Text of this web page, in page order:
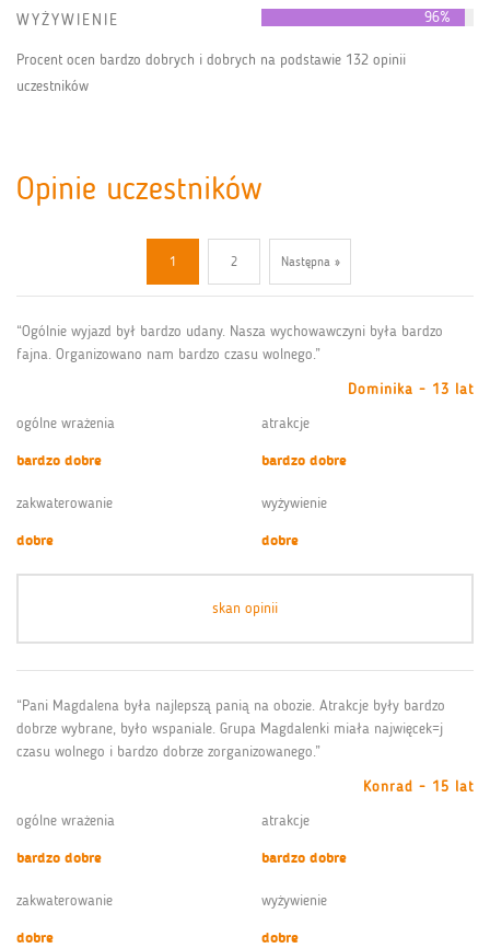
WYŻYWIENIE 96%
Procent ocen bardzo dobrych i dobrych na podstawie 132 opinii
uczestników
Opinie uczestników
1 2 Następna »
“Ogólnie wyjazd był bardzo udany. Nasza wychowawczyni była bardzo
fajna. Organizowano nam bardzo czasu wolnego.”
Dominika - 13 lat
ogólne wrażenia
bardzo dobre
atrakcje
bardzo dobre
zakwaterowanie
dobre
wyżywienie
dobre
skan opinii
“Pani Magdalena była najlepszą panią na obozie. Atrakcje były bardzo
dobrze wybrane, było wspaniale. Grupa Magdalenki miała najwięcek=j
czasu wolnego i bardzo dobrze zorganizowanego.”
Konrad - 15 lat
ogólne wrażenia
bardzo dobre
atrakcje
bardzo dobre
zakwaterowanie
dobre
wyżywienie
dobre